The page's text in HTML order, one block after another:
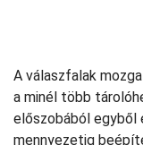
A válaszfalak
a minél több
előszobából egyből
mennyezetig